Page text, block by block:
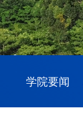
学院要闻